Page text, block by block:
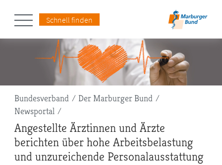
Schnell finden
Pfadnavigation
Bundesverband
Der Marburger Bund
Newsportal
Angestellte Ärztinnen und Ärzte
berichten über hohe Arbeitsbelastung
und unzureichende Personalausstattung